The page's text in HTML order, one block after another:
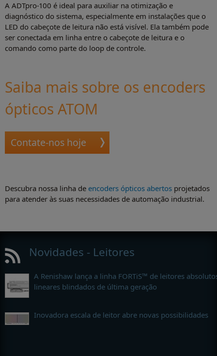
A ADTpro-100 é ideal para auxiliar na otimização e
diagnóstico do sistema, especialmente em instalações que o
LED do cabeçote de leitura não está visível. Ela também pode
ser conectada em linha entre o cabeçote de leitura e o
comando como parte do loop de controle.
Saiba mais sobre os encoders
ópticos ATOM
Contate-nos hoje
Descubra nossa linha de encoders ópticos abertos projetados
para atender às suas necessidades de automação industrial.
Novidades - Leitores
A Renishaw lança a linha FORTiS™ de leitores
lineares blindados de última geração
Inovadora escala de leitor abre novas possibilidades